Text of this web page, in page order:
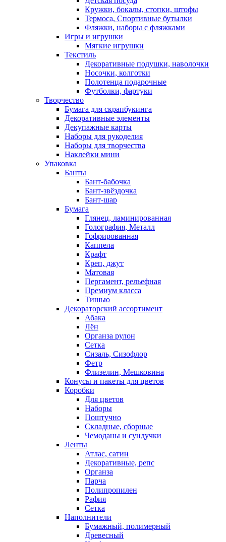
Кружки, бокалы, стопки, штофы
Термоса, Спортивные бутылки
Фляжки, наборы с фляжками
Игры и игрушки
Мягкие игрушки
Текстиль
Декоративные подушки, наволочки
Носочки, колготки
Полотенца подарочные
Футболки, фартуки
Творчество
Бумага для скрапбукинга
Декоративные элементы
Декупажные карты
Наборы для рукоделия
Наборы для творчества
Наклейки мини
Упаковка
Банты
Бант-бабочка
Бант-звёздочка
Бант-шар
Бумага
Глянец, ламинированная
Голография, Металл
Гофрированная
Каппела
Крафт
Креп, джут
Матовая
Пергамент, рельефная
Премиум класса
Тишью
Декораторский ассортимент
Абака
Лён
Органза рулон
Сетка
Сизаль, Сизофлор
Фетр
Флизелин, Мешковина
Конусы и пакеты для цветов
Коробки
Для цветов
Наборы
Поштучно
Складные, сборные
Чемоданы и сундучки
Ленты
Атлас, сатин
Декоративные, репс
Органза
Парча
Полипропилен
Рафия
Сетка
Наполнители
Бумажный, полимерный
Древесный